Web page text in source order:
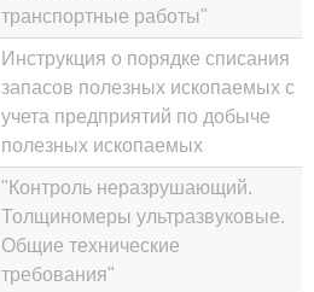
транспортные работы"
Инструкция о порядке списания
запасов полезных ископаемых с
учета предприятий по добыче
полезных ископаемых
"Контроль неразрушающий.
Толщиномеры ультразвуковые.
Общие технические
требования"